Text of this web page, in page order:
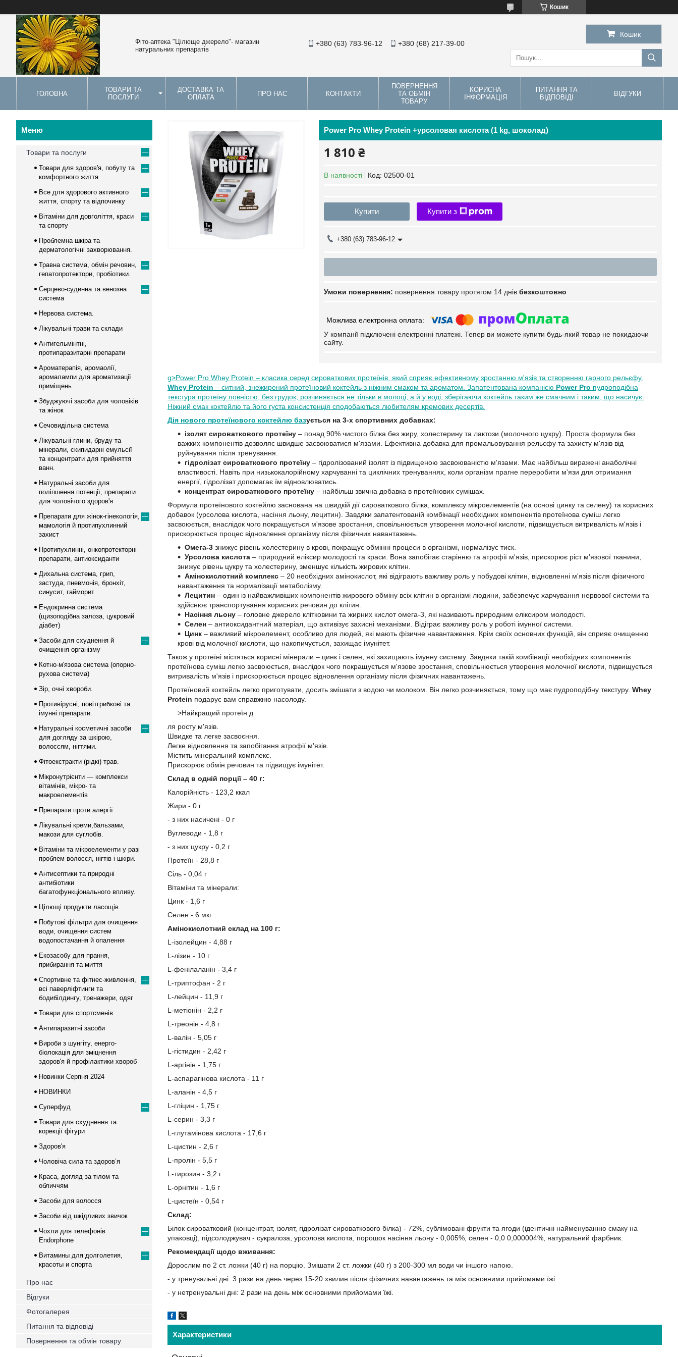
Кошик
Фіто-аптека "Цілюще джерело"- магазин
натуральних препаратів
+380 (63) 783-96-12 +380 (68) 217-39-00
Кошик
ГОЛОВНА
ТОВАРИ ТА
ПОСЛУГИ
ДОСТАВКА ТА
ОПЛАТА
ПРО НАС КОНТАКТИ
ПОВЕРНЕННЯ
ТА ОБМІН
ТОВАРУ
КОРИСНА
ІНФОРМАЦІЯ
ПИТАННЯ ТА
ВІДПОВІДІ
ВІДГУКИ
Power Pro Whey Protein +урсоловая кислота (1 kg, шоколад)
1 810 ₴
В наявності Код: 02500-01
Купити Купити з
+380 (63) 783-96-12
повернення товару протягом 14 днів безкоштовно
У компанії підключені електронні платежі. Тепер ви можете купити будь-який товар не покидаючи
сайту.
g>Power Pro Whey Protein – класика серед сироваткових протеїнів, який сприяє ефективному зростанню м'язів та створенню гарного рельєфу.
Whey Protein – ситний, знежирений протеїновий коктейль з ніжним смаком та ароматом. Запатентована компанією Power Pro пудроподібна
текстура протеїну повністю, без грудок, розчиняється не тільки в молоці, а й у воді, зберігаючи коктейль таким же смачним і таким, що насичує.
Ніжний смак коктейлю та його густа консистенція сподобаються любителям кремових десертів.
Дія нового протеїнового коктейлю базується на 3-х спортивних добавках:
ізолят сироваткового протеїну – понад 90% чистого білка без жиру, холестерину та лактози (молочного цукру). Проста формула без
важких компонентів дозволяє швидше засвоюватися м'язами. Ефективна добавка для промальовування рельєфу та захисту м'язів від
руйнування після тренування.
гідролізат сироваткового протеїну – гідролізований ізолят із підвищеною засвоюваністю м'язами. Має найбільш виражені анаболічні
властивості. Навіть при низькокалорійному харчуванні та циклічних тренуваннях, коли організм прагне переробити м'язи для отримання
енергії, гідролізат допомагає їм відновлюватись.
концентрат сироваткового протеїну – найбільш звична добавка в протеїнових сумішах.
Формула протеїнового коктейлю заснована на швидкій дії сироваткового білка, комплексу мікроелементів (на основі цинку та селену) та корисних
добавок (урсолова кислота, насіння льону, лецитин). Завдяки запатентованій комбінації необхідних компонентів протеїнова суміш легко
засвоюється, внаслідок чого покращується м'язове зростання, сповільнюється утворення молочної кислоти, підвищується витривалість м'язів і
прискорюється процес відновлення організму після фізичних навантажень.
Омега-3 знижує рівень холестерину в крові, покращує обмінні процеси в організмі, нормалізує тиск.
Урсолова кислота – природний еліксир молодості та краси. Вона запобігає старінню та атрофії м'язів, прискорює ріст м'язової тканини,
знижує рівень цукру та холестерину, зменшує кількість жирових клітин.
Амінокислотний комплекс – 20 необхідних амінокислот, які відіграють важливу роль у побудові клітин, відновленні м'язів після фізичного
навантаження та нормалізації метаболізму.
Лецитин – один із найважливіших компонентів жирового обміну всіх клітин в організмі людини, забезпечує харчування нервової системи та
здійснює транспортування корисних речовин до клітин.
Насіння льону – головне джерело клітковини та жирних кислот омега-3, які називають природним еліксиром молодості.
Селен – антиоксидантний матеріал, що активізує захисні механізми. Відіграє важливу роль у роботі імунної системи.
Цинк – важливий мікроелемент, особливо для людей, які мають фізичне навантаження. Крім своїх основних функцій, він сприяє очищенню
крові від молочної кислоти, що накопичується, захищає імунітет.
Також у протеїні містяться корисні мінерали – цинк і селен, які захищають імунну систему. Завдяки такій комбінації необхідних компонентів
протеїнова суміш легко засвоюється, внаслідок чого покращується м'язове зростання, сповільнюється утворення молочної кислоти, підвищується
витривалість м'язів і прискорюється процес відновлення організму після фізичних навантажень.
Протеїновий коктейль легко приготувати, досить змішати з водою чи молоком. Він легко розчиняється, тому що має пудроподібну текстуру. Whey
Protein подарує вам справжню насолоду.
>Найкращий протеїн д
ля росту м'язів.
Швидке та легке засвоєння.
Легке відновлення та запобігання атрофії м'язів.
Містить мінеральний комплекс.
Прискорює обмін речовин та підвищує імунітет.
Склад в одній порції – 40 г:
Калорійність - 123,2 ккал
Жири - 0 г
- з них насичені - 0 г
Вуглеводи - 1,8 г
- з них цукру - 0,2 г
Протеїн - 28,8 г
Сіль - 0,04 г
Вітаміни та мінерали:
Цинк - 1,6 г
Селен - 6 мкг
Амінокислотний склад на 100 г:
L-ізолейцин - 4,88 г
L-лізин - 10 г
L-фенілаланін - 3,4 г
L-триптофан - 2 г
L-лейцин - 11,9 г
L-метіонін - 2,2 г
L-треонін - 4,8 г
L-валін - 5,05 г
L-гістидин - 2,42 г
L-аргінін - 1,75 г
L-аспарагінова кислота - 11 г
L-аланін - 4,5 г
L-гліцин - 1,75 г
L-серин - 3,3 г
L-глутамінова кислота - 17,6 г
L-цистин - 2,6 г
L-пролін - 5,5 г
L-тирозин - 3,2 г
L-орнітин - 1,6 г
L-цистеїн - 0,54 г
Склад:
Білок сироватковий (концентрат, ізолят, гідролізат сироваткового білка) - 72%, сублімовані фрукти та ягоди (ідентичні найменуванню смаку на
упаковці), підсолоджувач - сукралоза, урсолова кислота, порошок насіння льону - 0,005%, селен - 0,0 0,000004%, натуральний фарбник.
Рекомендації щодо вживання:
Дорослим по 2 ст. ложки (40 г) на порцію. Змішати 2 ст. ложки (40 г) з 200-300 мл води чи іншого напою.
- у тренувальні дні: 3 рази на день через 15-20 хвилин після фізичних навантажень та між основними прийомами їжі.
- у нетренувальні дні: 2 рази на день між основними прийомами їжі.
Характеристики
Товари та послуги
Товари для здоров'я, побуту та
комфортного життя
Все для здорового активного
життя, спорту та відпочинку
Вітаміни для довголіття, краси
та спорту
Проблемна шкіра та
дерматологічні захворювання.
Травна система, обмін речовин,
гепатопротектори, пробіотики.
Серцево-судинна та венозна
система
Нервова система.
Лікувальні трави та склади
Антигельмінтні,
протипаразитарні препарати
Ароматерапія, аромаолії,
аромалампи для ароматизації
приміщень
Збуджуючі засоби для чоловіків
та жінок
Сечовидільна система
Лікувальні глини, бруду та
мінерали, скипидарні емульсії
та концентрати для прийняття
ванн.
Натуральні засоби для
поліпшення потенції, препарати
для чоловічого здоров'я
Препарати для жінок-гінекологія,
мамологія й протипухлинний
захист
Протипухлинні, онкопротекторні
препарати, антиоксиданти
Дихальна система, грип,
застуда, пневмонія, бронхіт,
синусит, гайморит
Ендокринна система
(щизоподібна залоза, цукровий
діабет)
Засоби для схуднення й
очищення організму
Котно-м'язова система (опорно-
рухова система)
Зір, очні хвороби.
Противірусні, повітгрибкові та
імунні препарати.
Натуральні косметичні засоби
для догляду за шкірою,
волоссям, нігтями.
Фітоекстракти (рідкі) трав.
Мікронутрієнти — комплекси
вітамінів, мікро- та
макроелементів
Препарати проти алергії
Лікувальні креми,бальзами,
макози для суглобів.
Вітаміни та мікроелементи у разі
проблем волосся, нігтів і шкіри.
Антисептики та природні
антибіотики
багатофункціонального впливу.
Цілющі продукти ласощів
Побутові фільтри для очищення
води, очищення систем
водопостачання й опалення
Екозасобу для прання,
прибирання та миття
Спортивне та фітнес-живлення,
всі паверліфтинги та
бодибілдингу, тренажери, одяг
Товари для спортсменів
Антипаразитні засоби
Вироби з шунгіту, енерго-
біолокація для зміцнення
здоров'я й профілактики хвороб
Новинки Серпня 2024
НОВИНКИ
Суперфуд
Товари для схуднення та
корекції фігури
Здоров'я
Чоловіча сила та здоров’я
Краса, догляд за тілом та
обличчям
Засоби для волосся
Засоби від шкідливих звичок
Чохли для телефонів
Endorphone
Витамины для долголетия,
красоты и спорта
Про нас
Відгуки
Фотогалерея
Питання та відповіді
Повернення та обмін товару